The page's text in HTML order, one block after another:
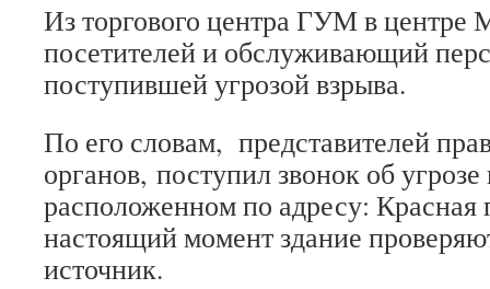
Из торгового центра ГУМ в центре
посетителей и обслуживающий
поступившей угрозой взрыва.
По его словам, представителей
органов, поступил звонок об
расположенном по адресу:
настоящий момент здание
источник.